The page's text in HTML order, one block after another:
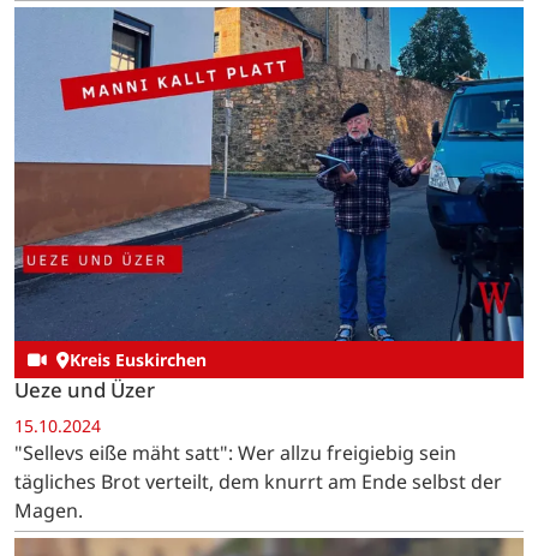
Kreis Euskirchen
Ueze und Üzer
15.10.2024
"Sellevs eiße mäht satt": Wer allzu freigiebig sein
tägliches Brot verteilt, dem knurrt am Ende selbst der
Magen.